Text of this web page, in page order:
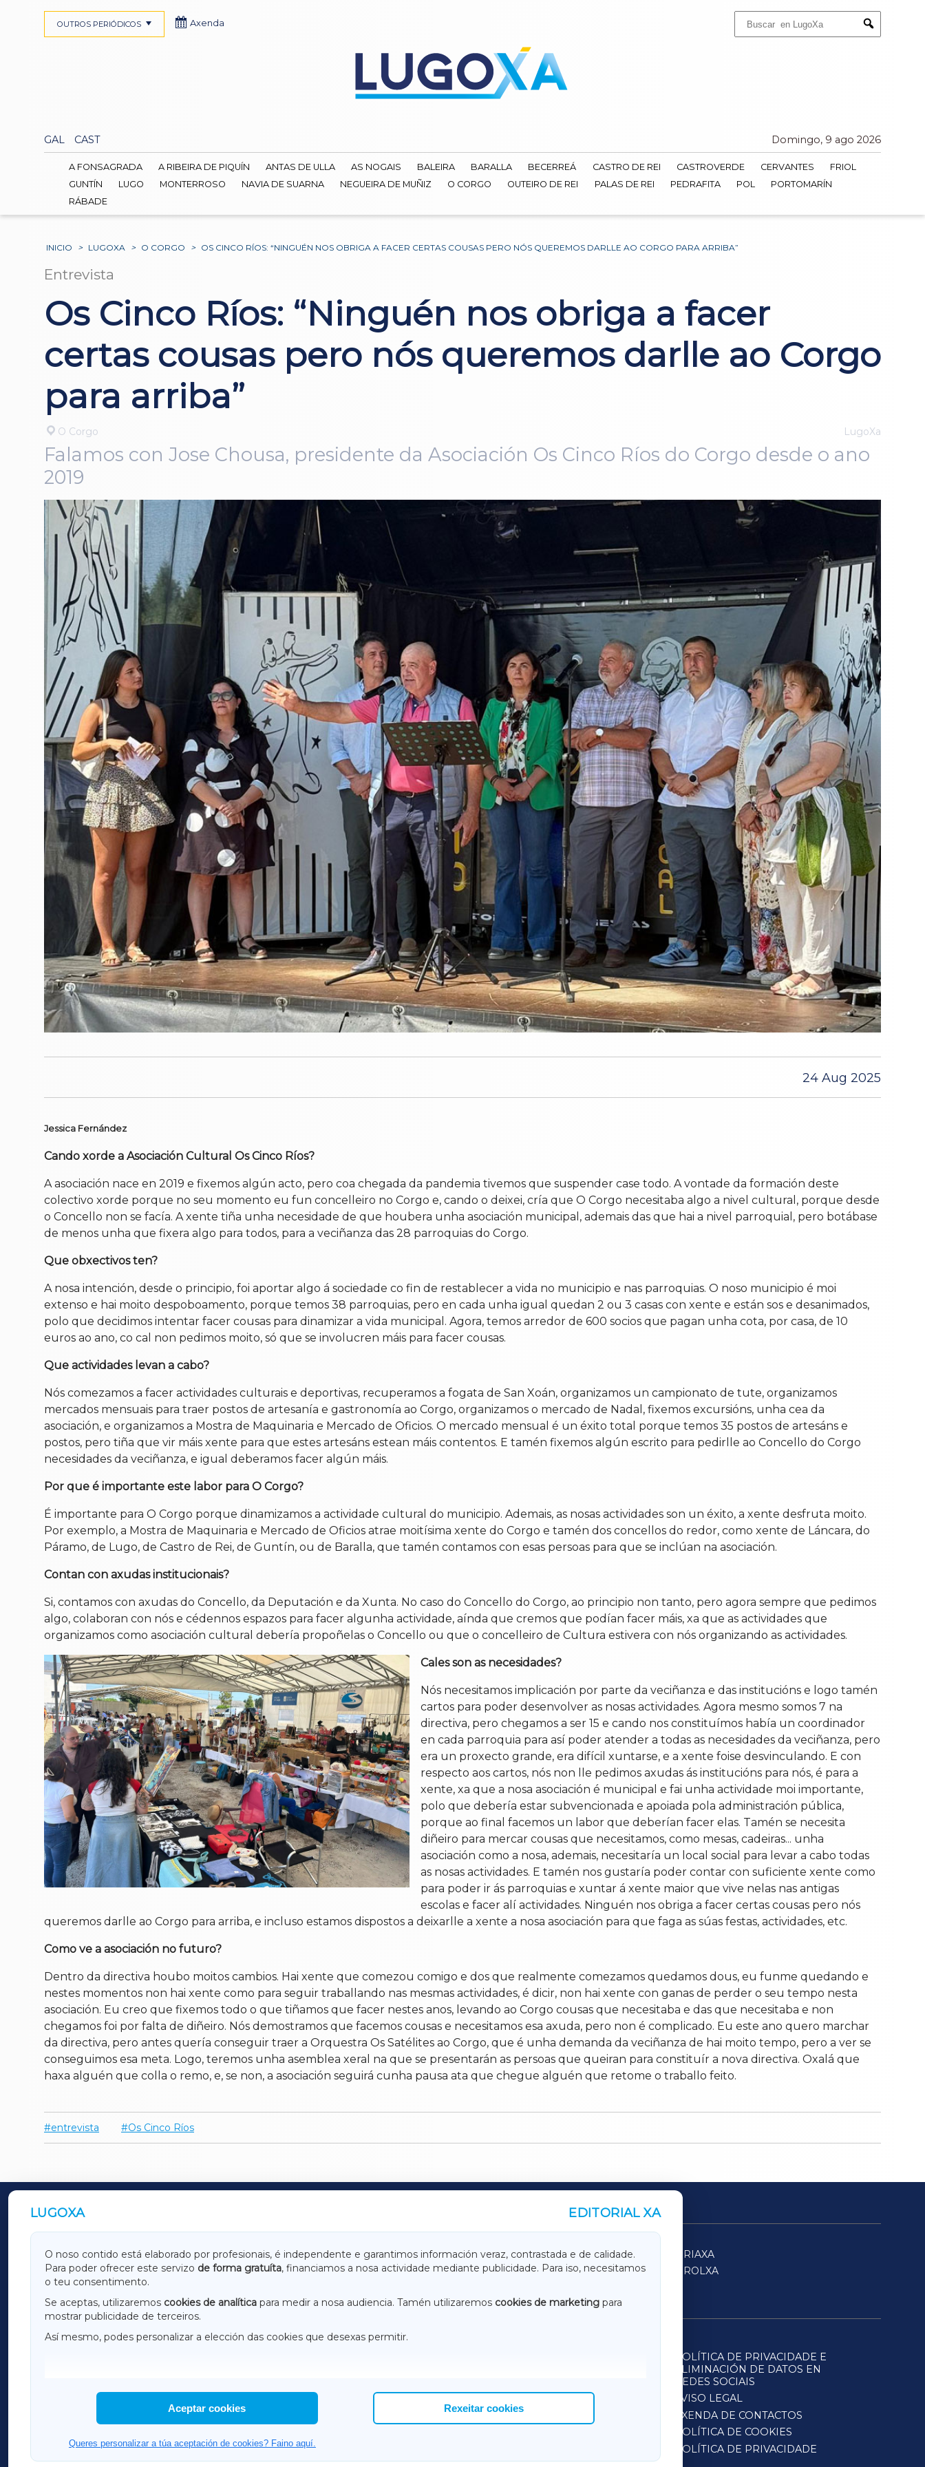
Submit
GAL CAST Domingo, 9 ago 2026
OUTROS PERIÓDICOS Axenda
A FONSAGRADA A RIBEIRA DE PIQUÍN ANTAS DE ULLA AS NOGAIS BALEIRA BARALLA BECERREÁ CASTRO DE REI CASTROVERDE CERVANTES
FRIOL
GUNTÍN
LUGO MONTERROSO NAVIA DE SUARNA NEGUEIRA DE MUÑIZ O CORGO OUTEIRO DE REI PALAS DE REI PEDRAFITA POL
PORTOMARÍN
RÁBADE
INICIO > LUGOXA > O CORGO > OS CINCO RÍOS: “NINGUÉN NOS OBRIGA A FACER CERTAS COUSAS PERO NÓS QUEREMOS DARLLE AO CORGO PARA ARRIBA”
Entrevista
Os Cinco Ríos: “Ninguén nos obriga a facer
certas cousas pero nós queremos darlle ao Corgo
para arriba”
O Corgo LugoXa
Falamos con Jose Chousa, presidente da Asociación Os Cinco Ríos do Corgo desde o ano
2019
24 Aug 2025
Jessica Fernández
Cando xorde a Asociación Cultural Os Cinco Ríos?
A asociación nace en 2019 e fixemos algún acto, pero coa chegada da pandemia tivemos que suspender case todo. A vontade da formación deste
colectivo xorde porque no seu momento eu fun concelleiro no Corgo e, cando o deixei, cría que O Corgo necesitaba algo a nivel cultural, porque desde
o Concello non se facía. A xente tiña unha necesidade de que houbera unha asociación municipal, ademais das que hai a nivel parroquial, pero botábase
de menos unha que fixera algo para todos, para a veciñanza das 28 parroquias do Corgo.
Que obxectivos ten?
A nosa intención, desde o principio, foi aportar algo á sociedade co fin de restablecer a vida no municipio e nas parroquias. O noso municipio é moi
extenso e hai moito despoboamento, porque temos 38 parroquias, pero en cada unha igual quedan 2 ou 3 casas con xente e están sos e desanimados,
polo que decidimos intentar facer cousas para dinamizar a vida municipal. Agora, temos arredor de 600 socios que pagan unha cota, por casa, de 10
euros ao ano, co cal non pedimos moito, só que se involucren máis para facer cousas.
Que actividades levan a cabo?
Nós comezamos a facer actividades culturais e deportivas, recuperamos a fogata de San Xoán, organizamos un campionato de tute, organizamos
mercados mensuais para traer postos de artesanía e gastronomía ao Corgo, organizamos o mercado de Nadal, fixemos excursións, unha cea da
asociación, e organizamos a Mostra de Maquinaria e Mercado de Oficios. O mercado mensual é un éxito total porque temos 35 postos de artesáns e
postos, pero tiña que vir máis xente para que estes artesáns estean máis contentos. E tamén fixemos algún escrito para pedirlle ao Concello do Corgo
necesidades da veciñanza, e igual deberamos facer algún máis.
Por que é importante este labor para O Corgo?
É importante para O Corgo porque dinamizamos a actividade cultural do municipio. Ademais, as nosas actividades son un éxito, a xente desfruta moito.
Por exemplo, a Mostra de Maquinaria e Mercado de Oficios atrae moitísima xente do Corgo e tamén dos concellos do redor, como xente de Láncara, do
Páramo, de Lugo, de Castro de Rei, de Guntín, ou de Baralla, que tamén contamos con esas persoas para que se inclúan na asociación.
Contan con axudas institucionais?
Si, contamos con axudas do Concello, da Deputación e da Xunta. No caso do Concello do Corgo, ao principio non tanto, pero agora sempre que pedimos
algo, colaboran con nós e cédennos espazos para facer algunha actividade, aínda que cremos que podían facer máis, xa que as actividades que
organizamos como asociación cultural debería propoñelas o Concello ou que o concelleiro de Cultura estivera con nós organizando as actividades.
Cales son as necesidades?
Nós necesitamos implicación por parte da veciñanza e das institucións e logo tamén
cartos para poder desenvolver as nosas actividades. Agora mesmo somos 7 na
directiva, pero chegamos a ser 15 e cando nos constituímos había un coordinador
en cada parroquia para así poder atender a todas as necesidades da veciñanza, pero
era un proxecto grande, era difícil xuntarse, e a xente foise desvinculando. E con
respecto aos cartos, nós non lle pedimos axudas ás institucións para nós, é para a
xente, xa que a nosa asociación é municipal e fai unha actividade moi importante,
polo que debería estar subvencionada e apoiada pola administración pública,
porque ao final facemos un labor que deberían facer elas. Tamén se necesita
diñeiro para mercar cousas que necesitamos, como mesas, cadeiras... unha
asociación como a nosa, ademais, necesitaría un local social para levar a cabo todas
as nosas actividades. E tamén nos gustaría poder contar con suficiente xente como
para poder ir ás parroquias e xuntar á xente maior que vive nelas nas antigas
escolas e facer alí actividades. Ninguén nos obriga a facer certas cousas pero nós
queremos darlle ao Corgo para arriba, e incluso estamos dispostos a deixarlle a xente a nosa asociación para que faga as súas festas, actividades, etc.
Como ve a asociación no futuro?
Dentro da directiva houbo moitos cambios. Hai xente que comezou comigo e dos que realmente comezamos quedamos dous, eu funme quedando e
nestes momentos non hai xente como para seguir traballando nas mesmas actividades, é dicir, non hai xente con ganas de perder o seu tempo nesta
asociación. Eu creo que fixemos todo o que tiñamos que facer nestes anos, levando ao Corgo cousas que necesitaba e das que necesitaba e non
chegamos foi por falta de diñeiro. Nós demostramos que facemos cousas e necesitamos esa axuda, pero non é complicado. Eu este ano quero marchar
da directiva, pero antes quería conseguir traer a Orquestra Os Satélites ao Corgo, que é unha demanda da veciñanza de hai moito tempo, pero a ver se
conseguimos esa meta. Logo, teremos unha asemblea xeral na que se presentarán as persoas que queiran para constituír a nova directiva. Oxalá que
haxa alguén que colla o remo, e, se non, a asociación seguirá cunha pausa ata que chegue alguén que retome o traballo feito.
entrevista Os Cinco Ríos
LUGOXA EDITORIAL XA
O noso contido está elaborado por profesionais, é independente e garantimos información veraz, contrastada e de calidade.
Para poder ofrecer este servizo de forma gratuíta, financiamos a nosa actividade mediante publicidade. Para iso, necesitamos
o teu consentimento.
Se aceptas, utilizaremos cookies de analítica para medir a nosa audiencia. Tamén utilizaremos cookies de marketing para
mostrar publicidade de terceiros.
Así mesmo, podes personalizar a elección das cookies que desexas permitir.
Aceptar cookies Rexeitar cookies
Queres personalizar a túa aceptación de cookies? Faino aquí.
OUTROS PERIÓDICOS
GALICIAXA LUGOXA TERRACHAXA
SARRIAXA
AMARIÑAXA
RIBEIRASACRAXA ACORUÑAXA
FERROLXA
OURENSEXA
HEMEROTECA
POLÍTICA DE PRIVACIDADE E
ELIMINACIÓN DE DATOS EN
REDES SOCIAIS
AVISO LEGAL
AXENDA DE CONTACTOS
POLÍTICA DE COOKIES
POLÍTICA DE PRIVACIDADE